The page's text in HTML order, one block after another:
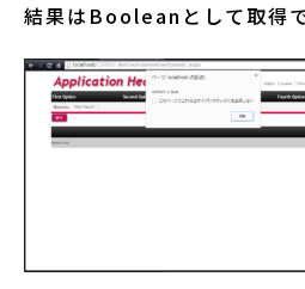
結果はBooleanとして取得で